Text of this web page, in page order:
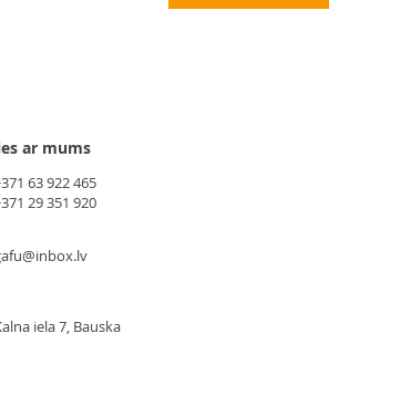
ar mums
63 922 465
29 351 920
iela 7, Bauska